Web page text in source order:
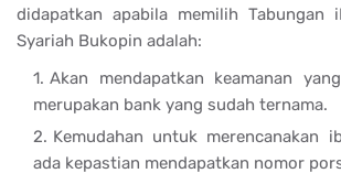
didapatkan apabila memilih Tabungan
Syariah Bukopin adalah:
Akan mendapatkan keamanan
merupakan bank yang sudah ternama.
Kemudahan untuk merencanakan
ada kepastian mendapatkan nomor